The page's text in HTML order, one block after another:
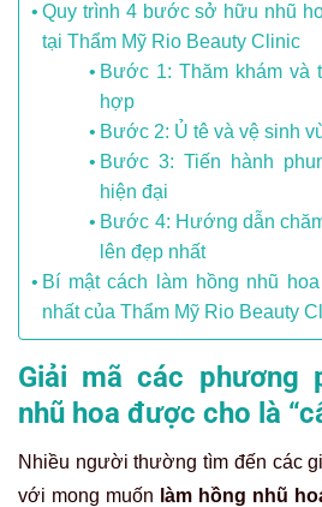
Quy trình 4 bước sở hữu nhũ
tại Thẩm Mỹ Rio Beauty Clinic
Bước 1: Thăm khám và
hợp
Bước 2: Ủ tê và vệ sinh
Bước 3: Tiến hành
hiện đại
Bước 4: Hướng dẫn
lên đẹp nhất
Bí mật cách làm hồng nhũ
nhất của Thẩm Mỹ Rio Beauty
Giải mã các phương
nhũ hoa được cho là
Nhiều người thường tìm đến các
với mong muốn làm hồng nhũ